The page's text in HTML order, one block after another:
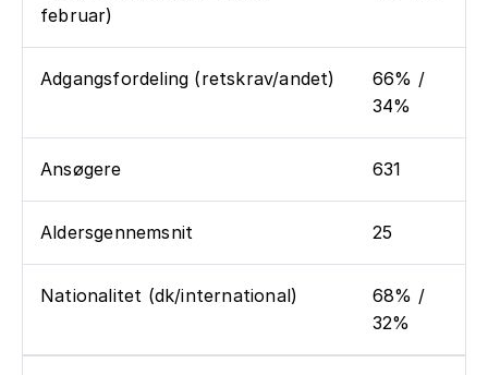
februar)
Adgangsfordeling (retskrav/andet)
66% /
34%
Ansøgere 631
Aldersgennemsnit 25
Nationalitet (dk/international)
68% /
32%